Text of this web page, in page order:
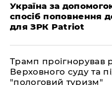
Україна за
спосіб поповнення
для ЗРК Patriot
Трамп проігнорував
Верховного суду та
"пологовий туризм"